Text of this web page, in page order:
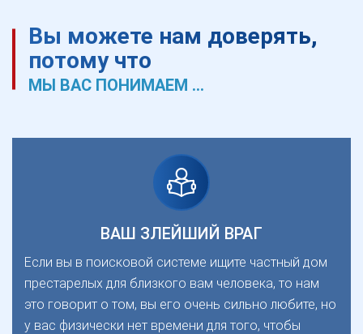
Вы можете нам доверять,
потому что
МЫ ВАС ПОНИМАЕМ ...
ВАШ ЗЛЕЙШИЙ ВРАГ
Если вы в поисковой системе ищите частный дом
престарелых для близкого вам человека, то нам
это говорит о том, вы его очень сильно любите, но
у вас физически нет времени для того, чтобы